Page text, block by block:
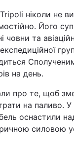
ніколи не
Його
човни та
на день.
про те, щоб
на паливо. У
оснастили
силовою